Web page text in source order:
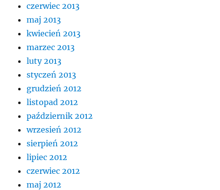
czerwiec 2013
maj 2013
kwiecień 2013
marzec 2013
luty 2013
styczeń 2013
grudzień 2012
listopad 2012
październik 2012
wrzesień 2012
sierpień 2012
lipiec 2012
czerwiec 2012
maj 2012